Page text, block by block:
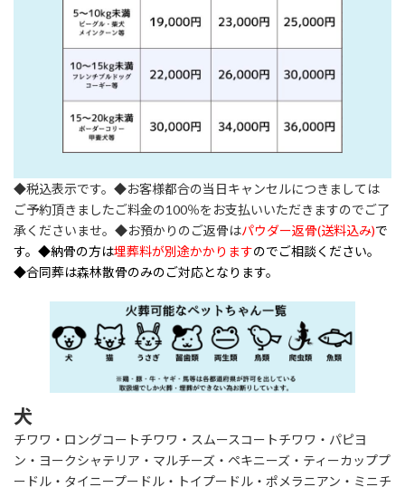
◆税込表示です。◆お客様都合の当日キャンセルにつきましては
ご予約頂きましたご料金の100％をお支払いいただきますのでご了
承くださいませ。◆お預かりのご返骨はパウダー返骨(送料込み)で
す。◆納骨の方は埋葬料が別途かかりますのでご相談ください。
◆合同葬は森林散骨のみのご対応となります。
犬
チワワ・ロングコートチワワ・スムースコートチワワ・パピヨ
ン・ヨークシャテリア・マルチーズ・ペキニーズ・ティーカッププ
ードル・タイニープードル・トイプードル・ポメラニアン・ミニチ